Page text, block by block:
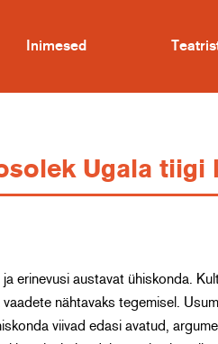
Inimesed
Ugala tiigi
erinevusi austavat ühiskonda.
nähtavaks tegemisel.
viivad edasi avatud,